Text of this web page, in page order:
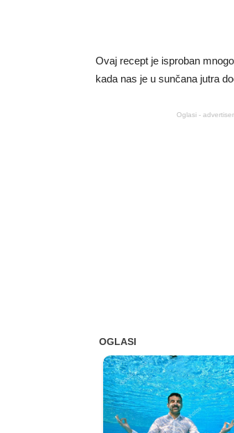
Ovaj recept je isproban
kada nas je u sunčana jutra
Oglasi -